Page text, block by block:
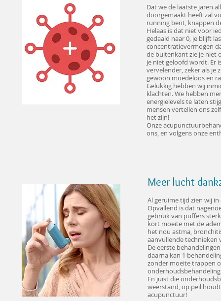
Dat we de laatste jaren
doorgemaakt heeft zal
running bent, knappen
Helaas is dat niet voor
gedaald naar 0, je blijft
concentratievermogen
de buitenkant zie je niet
je niet geloofd wordt. Er
vervelender, zeker als je
gewoon moedeloos en
Gelukkig hebben wij
klachten. We hebben
energielevels te laten
mensen vertellen ons
het zijn!
Onze
ons, en volgens onze
Meer lucht
Al geruime tijd zien wij
Opvallend is dat
gebruik van puffers
kort moeite met de
het nou astma,
aanvullende technieken
De eerste
daarna kan 1
zonder moeite trappen
En juist die
weerstand, op peil
acupunctuur!